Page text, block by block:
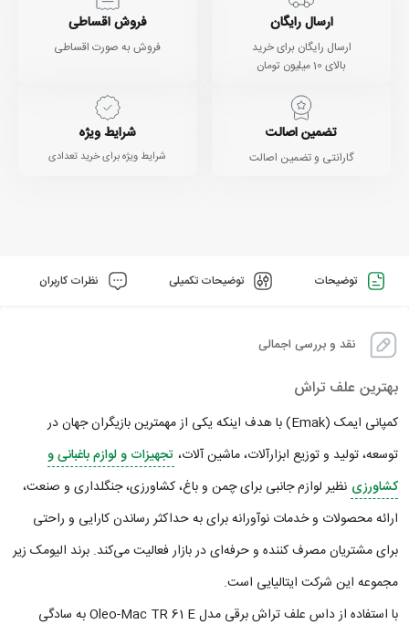
ارسال رایگان
ارسال رایگان برای خرید
بالای 10 میلیون تومان
فروش اقساطی
فروش به صورت اقساطی
تضمین اصالت
گارانتی و تضمین اصالت
شرایط ویژه
شرایط ویژه برای خرید تعدادی
توضیحات توضیحات تکمیلی نظرات کاربران
نقد و بررسی اجمالی
بهترین علف تراش
کمپانی ایمک (Emak) با هدف اینکه یکی از مهمترین بازیگران جهان در
توسعه، تولید و توزیع ابزارآلات، ماشین آلات، تجهیزات و لوازم باغبانی و
کشاورزی نظیر لوازم جانبی برای چمن و باغ، کشاورزی، جنگلداری و صنعت،
ارائه محصولات و خدمات نوآورانه برای به حداکثر رساندن کارایی و راحتی
برای مشتریان مصرف کننده و حرفه‌ای در بازار فعالیت می‌کند. برند الیومک زیر
مجموعه این شرکت ایتالیایی است.
با استفاده از داس علف تراش برقی مدل Oleo-Mac TR 61 E به سادگی